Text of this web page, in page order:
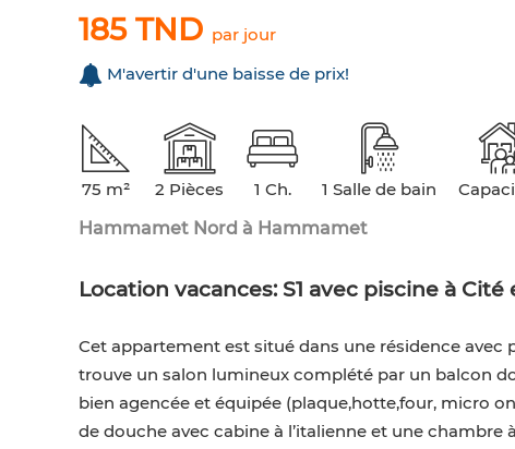
185 TND par jour
M'avertir d'une baisse de prix!
75 m² 2 Pièces 1 Ch. 1 Salle de bain
Hammamet Nord à Hammamet
Location vacances: S1 avec piscine à Cité
Cet appartement est situé dans une résidence avec
trouve un salon lumineux complété par un balcon
bien agencée et équipée (plaque,hotte,four, micro
de douche avec cabine à l’italienne et une chambre